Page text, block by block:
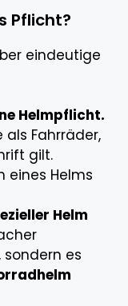
Pflicht?
eindeutige
Helmpflicht.
als Fahrräder,
gilt.
eines Helms
Helm
es